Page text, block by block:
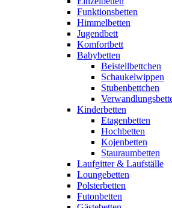
Funktionsbetten
Himmelbetten
Jugendbett
Komfortbett
Babybetten
Beistellbettchen
Schaukelwippen
Stubenbettchen
Kinderbetten
Etagenbetten
Hochbetten
Kojenbetten
Stauraumbetten
Laufgitter & Laufställe
Loungebetten
Polsterbetten
Futonbetten